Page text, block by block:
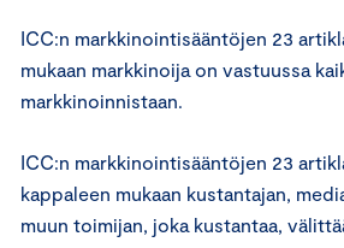
ICC:n markkinointisääntöjen 23
mukaan markkinoija on vastuussa
markkinoinnistaan.
ICC:n markkinointisääntöjen 23
kappaleen mukaan kustantajan,
muun toimijan, joka kustantaa,